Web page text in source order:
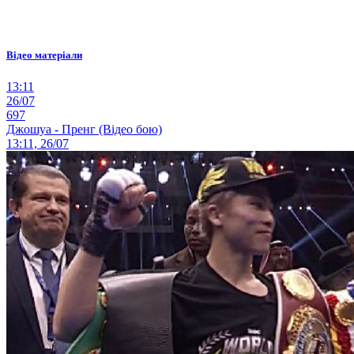
Відео матеріали
13:11
26/07
697
Джошуа - Пренг (Відео бою)
13:11, 26/07